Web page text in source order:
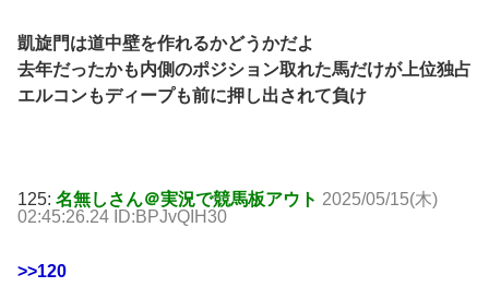
凱旋門は道中壁を作れるかどうかだよ
去年だったかも内側のポジション取れた馬だけが上位独占
エルコンもディープも前に押し出されて負け
125: 名無しさん＠実況で競馬板アウト 2025/05/15(木)
02:45:26.24 ID:BPJvQIH30
>>120